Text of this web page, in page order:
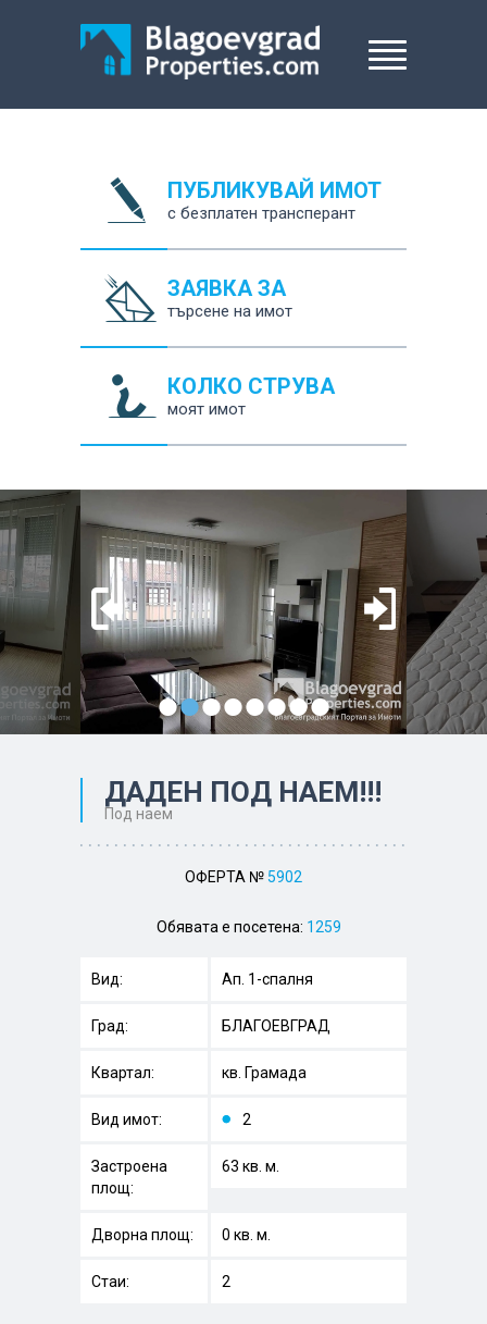
ПУБЛИКУВАЙ ИМОТ
с безплатен трансперант
ЗАЯВКА ЗА
търсене на имот
КОЛКО СТРУВА
моят имот
••••••••
ДАДЕН ПОД НАЕМ!!!
Под наем
ОФЕРТА № 5902
Обявата е посетена: 1259
Вид: Ап. 1-спалня
Град: БЛАГОЕВГРАД
Квартал: кв. Грамада
Вид имот: 2
Застроена
площ:
63 кв. м.
Дворна площ: 0 кв. м.
Стаи: 2